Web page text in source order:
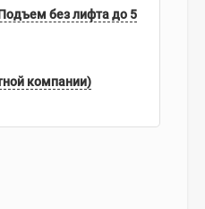
без лифта до 5
компании)